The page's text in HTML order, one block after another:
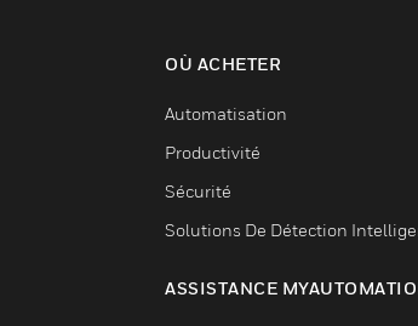
OÙ ACHETER
Automatisation
Productivité
Sécurité
Solutions De Détection
ASSISTANCE